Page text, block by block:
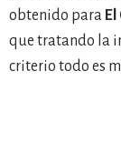
obtenido para
que tratando la
criterio todo es